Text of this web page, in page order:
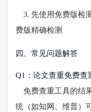
3. 先使用免费版检
费版精确检测
四、常见问题解答
Q1：论文查重免费查
免费查重工具的结
统（如知网、维普）